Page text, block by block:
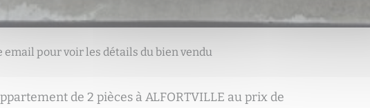
pour voir les détails du bien vendu
de 2 pièces à ALFORTVILLE au prix de